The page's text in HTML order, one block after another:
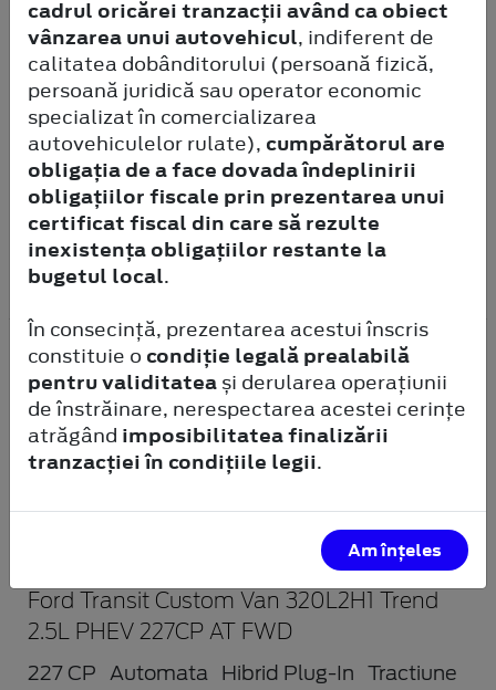
Ford Kuga 2.5 P-HEV STLINE X
225 CP Automata Hibrid Plug-In
Fata
62.068km
25.590 EUR
TVA deductibil
Vezi mașina
Ford Transit Custom Van 320L2H1 Trend
2.5L PHEV 227CP AT FWD
227 CP Automata Hibrid Plug-In
Tractiune
cadrul oricărei tranzacții având ca obiect
vânzarea unui autovehicul, indiferent de
calitatea dobânditorului (persoană fizică,
persoană juridică sau operator economic
specializat în comercializarea
autovehiculelor rulate), cumpărătorul are
obligația de a face dovada îndeplinirii
obligațiilor fiscale prin prezentarea unui
certificat fiscal din care să rezulte
inexistența obligațiilor restante la
bugetul local.
În consecință, prezentarea acestui înscris
constituie o condiție legală prealabilă
pentru validitatea și derularea operațiunii
de înstrăinare, nerespectarea acestei cerințe
atrăgând imposibilitatea finalizării
tranzacției în condițiile legii.
Am înțeles